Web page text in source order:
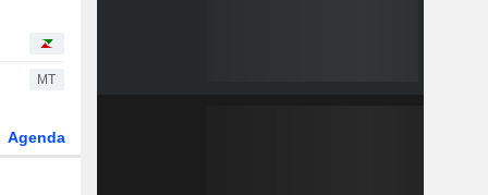
MT
Agenda